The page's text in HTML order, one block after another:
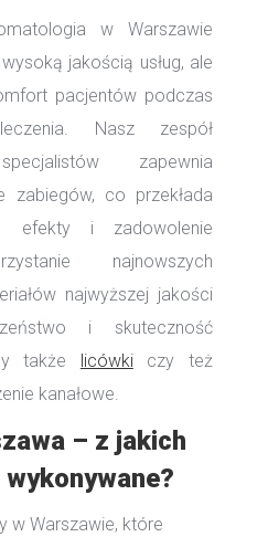
w Warszawie
jakością usług, ale
pacjentów podczas
Nasz zespół
zapewnia
zabiegów, co przekłada
efekty i zadowolenie
najnowszych
najwyższej jakości
i skuteczność
także licówkiczy też
kanałowe.
– z jakich
w Warszawie, które